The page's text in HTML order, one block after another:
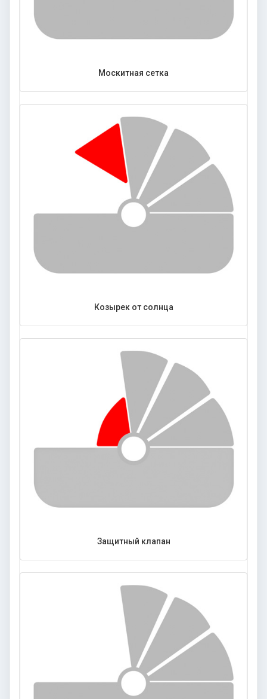
Москитная сетка
Козырек от солнца
Защитный клапан